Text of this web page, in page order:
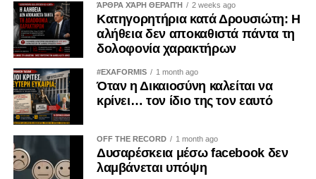
ΆΡΘΡΑ ΧΆΡΗ ΘΕΡΑΠΉ 2 weeks ago
Κατηγορητήρια κατά Δρουσιώτη: Η
αλήθεια δεν αποκαθιστά πάντα τη
δολοφονία χαρακτήρων
#EXAFORMIS 1 month ago
Όταν η Δικαιοσύνη καλείται να
κρίνει… τον ίδιο της τον εαυτό
OFF THE RECORD 1 month ago
Δυσαρέσκεια μέσω facebook δεν
λαμβάνεται υπόψη